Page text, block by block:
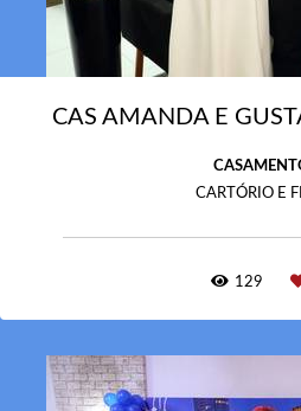
CAS AMANDA E
CARTÓRIO E
129